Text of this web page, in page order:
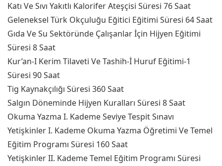
Katı Ve Sıvı Yakıtlı Kalorifer Ateşçisi Süresi 76 Saat
Geleneksel Türk Okçuluğu Eğitici Eğitimi Süresi 64 Saat
Gıda Ve Su Sektöründe Çalışanlar İçin Hijyen Eğitimi
Süresi 8 Saat
Kur’an-I Kerim Tilaveti Ve Tashih-İ Huruf Eğitimi-1
Süresi 90 Saat
Tig Kaynakçılığı Süresi 360 Saat
Salgın Döneminde Hijyen Kuralları Süresi 8 Saat
Okuma Yazma I. Kademe Seviye Tespit Sınavı
Yetişkinler I. Kademe Okuma Yazma Öğretimi Ve Temel
Eğitim Programı Süresi 160 Saat
Yetişkinler II. Kademe Temel Eğitim Programı Süresi